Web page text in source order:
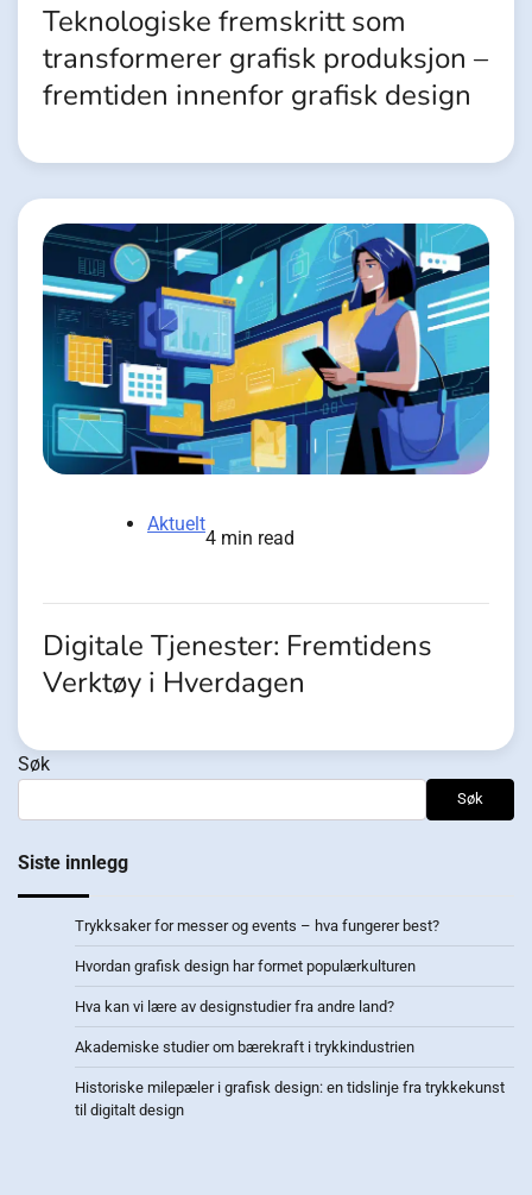
Teknologiske fremskritt som
transformerer grafisk produksjon –
fremtiden innenfor grafisk design
Aktuelt
4 min read
Digitale Tjenester: Fremtidens
Verktøy i Hverdagen
Søk
Søk
Siste innlegg
Trykksaker for messer og events – hva fungerer best?
Hvordan grafisk design har formet populærkulturen
Hva kan vi lære av designstudier fra andre land?
Akademiske studier om bærekraft i trykkindustrien
Historiske milepæler i grafisk design: en tidslinje fra trykkekunst
til digitalt design